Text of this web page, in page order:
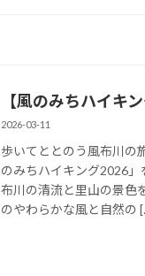
【風のみちハイキ
2026-03-11
歩いてととのう風布川の
のみちハイキング2026
布川の清流と里山の景色
のやわらかな風と自然の